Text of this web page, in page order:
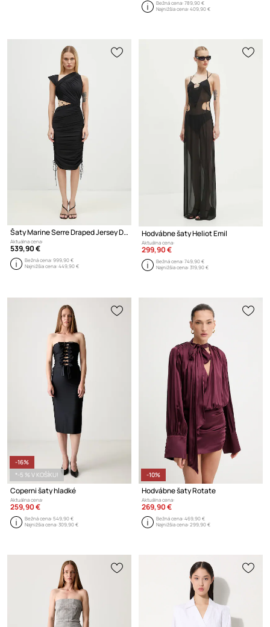
Bežná cena:789,90 €
Najnižšia cena:409,90 €
Šaty Marine Serre Draped Jersey Draped Dress
Aktuálna cena:
539,90 €
Bežná cena:999,90 €
Najnižšia cena:449,90 €
Hodvábne šaty Heliot Emil
Aktuálna cena:
299,90 €
Bežná cena:749,90 €
Najnižšia cena:319,90 €
-16%
*-5 % V KOŠÍKU!
Coperni šaty hladké
Aktuálna cena:
259,90 €
Bežná cena:549,90 €
Najnižšia cena:309,90 €
-10%
Hodvábne šaty Rotate
Aktuálna cena:
269,90 €
Bežná cena:469,90 €
Najnižšia cena:299,90 €